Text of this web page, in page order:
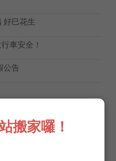
搬家囉！
好巳花生
車安全！
公告